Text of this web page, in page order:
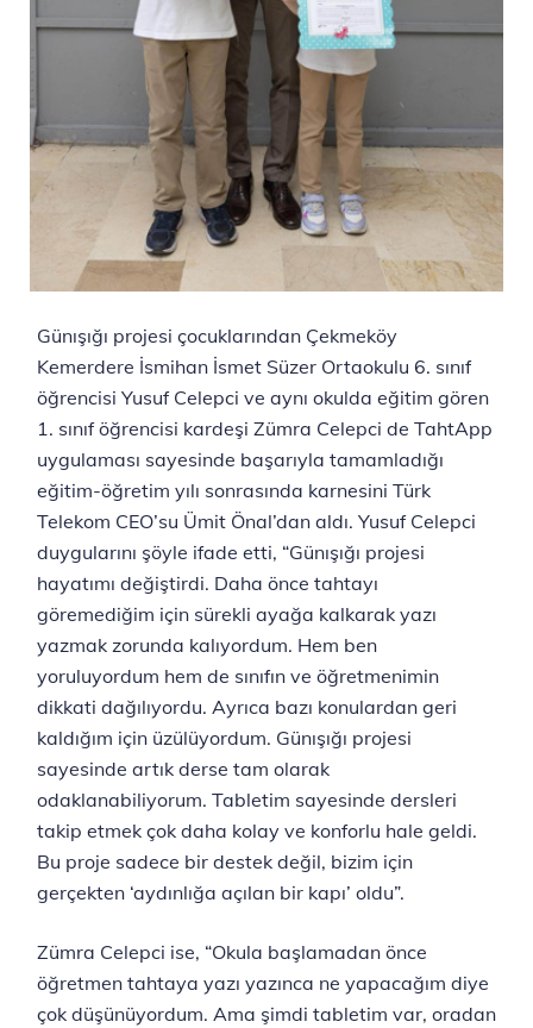
Günışığı projesi çocuklarından Çekmeköy
Kemerdere İsmihan İsmet Süzer Ortaokulu 6. sınıf
öğrencisi Yusuf Celepci ve aynı okulda eğitim gören
1. sınıf öğrencisi kardeşi Zümra Celepci de TahtApp
uygulaması sayesinde başarıyla tamamladığı
eğitim-öğretim yılı sonrasında karnesini Türk
Telekom CEO’su Ümit Önal’dan aldı. Yusuf Celepci
duygularını şöyle ifade etti, “Günışığı projesi
hayatımı değiştirdi. Daha önce tahtayı
göremediğim için sürekli ayağa kalkarak yazı
yazmak zorunda kalıyordum. Hem ben
yoruluyordum hem de sınıfın ve öğretmenimin
dikkati dağılıyordu. Ayrıca bazı konulardan geri
kaldığım için üzülüyordum. Günışığı projesi
sayesinde artık derse tam olarak
odaklanabiliyorum. Tabletim sayesinde dersleri
takip etmek çok daha kolay ve konforlu hale geldi.
Bu proje sadece bir destek değil, bizim için
gerçekten ‘aydınlığa açılan bir kapı’ oldu”.
Zümra Celepci ise, “Okula başlamadan önce
öğretmen tahtaya yazı yazınca ne yapacağım diye
çok düşünüyordum. Ama şimdi tabletim var, oradan